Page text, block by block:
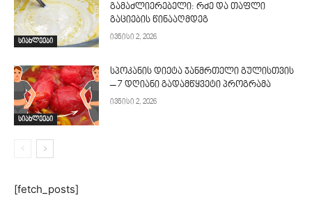
სიახლეები
გამაძლიერებელი: რძე და თაფლი
გაციების წინააღმდეგ
ივნისი 2, 2026
სიახლეები
სპოკანის დიეტა ჯანმრთელი გულისთვის
– 7 დღიანი გადამწყვეტი პროგრამა
ივნისი 2, 2026
[fetch_posts]